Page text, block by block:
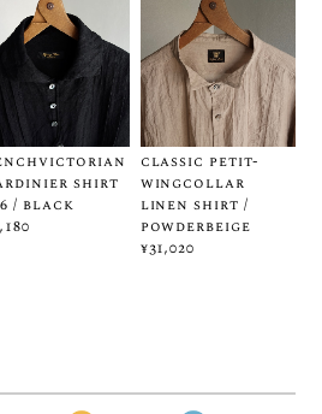
shirt
/ black
classic petit-
wingcollar
linen shirt /
powderbeige
¥31,020